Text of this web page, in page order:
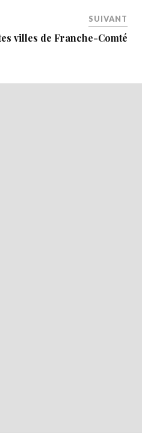
SUIVANT
villes de Franche-Comté